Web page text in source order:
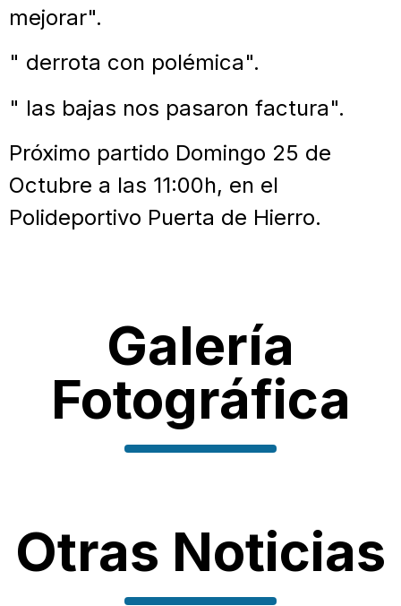
mejorar".
" derrota con polémica".
" las bajas nos pasaron factura".
Próximo partido Domingo 25 de
Octubre a las 11:00h, en el
Polideportivo Puerta de Hierro.
Galería
Fotográfica
Otras Noticias